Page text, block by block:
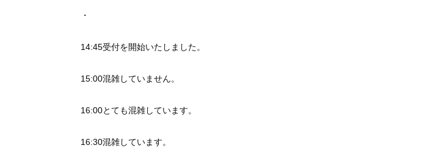
・
14:45受付を開始いたしました。
15:00混雑していません。
16:00とても混雑しています。
16:30混雑しています。